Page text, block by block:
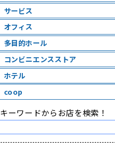
サービス
オフィス
多目的ホール
コンビニエンスストア
ホテル
coop
キーワードからお店を検索！